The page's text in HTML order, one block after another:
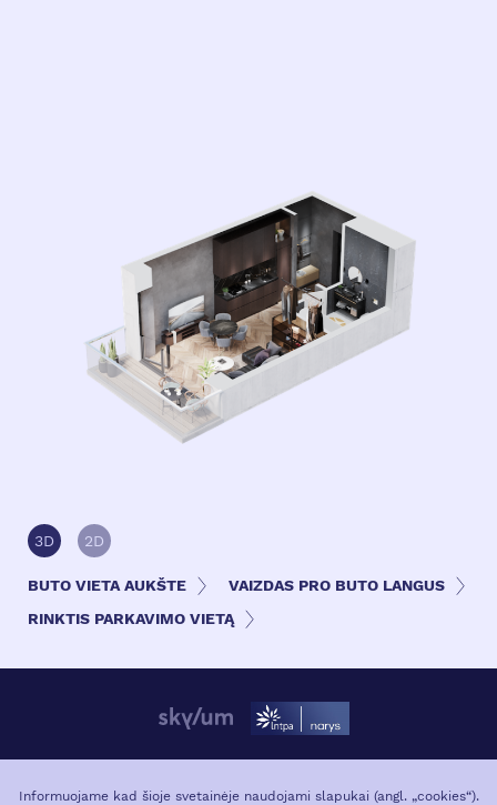
3D 2D
BUTO VIETA AUKŠTE
VAIZDAS PRO BUTO LANGUS
RINKTIS PARKAVIMO VIETĄ
VIETA MIESTE
Informuojame kad šioje svetainėje naudojami slapukai (angl. „cookies“).